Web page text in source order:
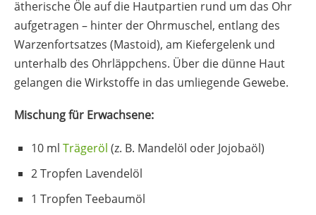
ätherische Öle auf die Hautpartien rund um das Ohr
aufgetragen – hinter der Ohrmuschel, entlang des
Warzenfortsatzes (Mastoid), am Kiefergelenk und
unterhalb des Ohrläppchens. Über die dünne Haut
gelangen die Wirkstoffe in das umliegende Gewebe.
Mischung für Erwachsene:
10 ml Trägeröl (z. B. Mandelöl oder Jojobaöl)
2 Tropfen Lavendelöl
1 Tropfen Teebaumöl